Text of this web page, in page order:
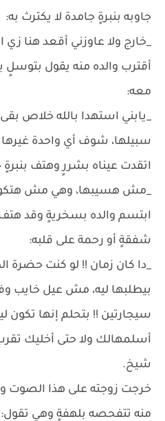
جاوبه بنبرةٍ جامدة لا يكترث به:
_خارج ولا عاوزني أقعد هنا زي
أقترب والده منه يقول بتوسلٍ
معه:
_يابني استهدا بالله خلاص
سبيلها، شوف أي واحدة
اتقدت عيناه بشررٍ وهتف بنبرةٍ
_مش هسيبها، وهي مش
ابتسم والده بسخريةٍ وقد هتف
شفقةٍ أو رحمة على قلبه:
_دا كان زمان !! لو كنت حضرة
بيطلبها ليه، مش عيل
سيجارتين !! بتحلم إنها تكون
أسلمهالك ولا حتى أخليك تقرب
شيخ.
خرجت زوجته على هذا الصوت
منه تتفحصه بلهفةٍ وهي تقول: